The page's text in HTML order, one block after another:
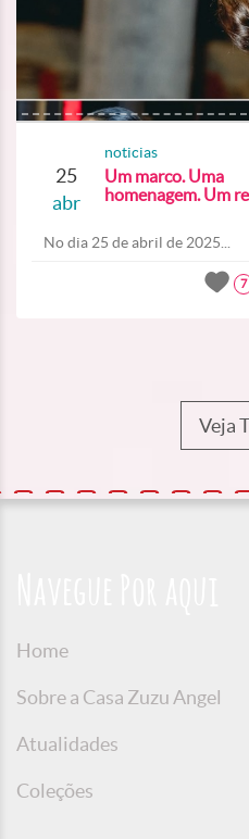
25
abr
noticias
Um marco. Uma
homenagem. Um
No dia 25 de abril de 2025...
7
Veja
Home
Sobre a Casa Zuzu Angel
Atualidades
Coleções